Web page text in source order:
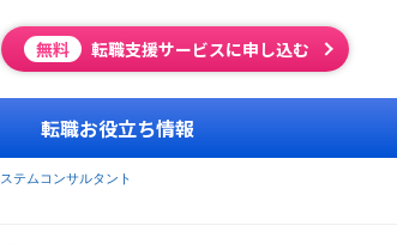
無料 転職支援サービスに申し込む
転職お役立ち情報
テムコンサルタント